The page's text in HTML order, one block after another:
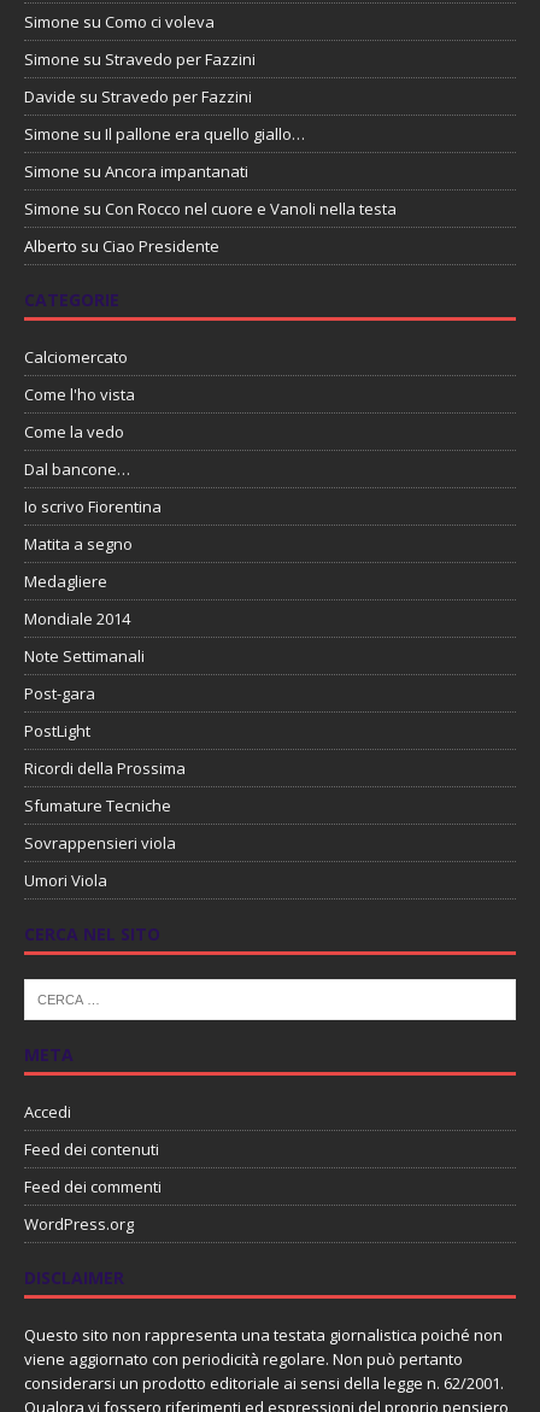
Simone su Como ci voleva
Simone su Stravedo per Fazzini
Davide su Stravedo per Fazzini
Simone su Il pallone era quello giallo…
Simone su Ancora impantanati
Simone su Con Rocco nel cuore e Vanoli nella testa
Alberto su Ciao Presidente
CATEGORIE
Calciomercato
Come l'ho vista
Come la vedo
Dal bancone…
Io scrivo Fiorentina
Matita a segno
Medagliere
Mondiale 2014
Note Settimanali
Post-gara
PostLight
Ricordi della Prossima
Sfumature Tecniche
Sovrappensieri viola
Umori Viola
CERCA NEL SITO
META
Accedi
Feed dei contenuti
Feed dei commenti
WordPress.org
DISCLAIMER
Questo sito non rappresenta una testata giornalistica poiché non
viene aggiornato con periodicità regolare. Non può pertanto
considerarsi un prodotto editoriale ai sensi della legge n. 62/2001.
Qualora vi fossero riferimenti ed espressioni del proprio pensiero